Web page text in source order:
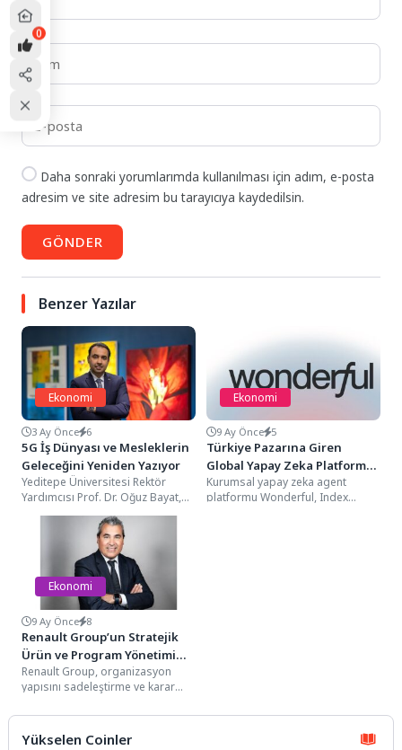
Daha sonraki yorumlarımda kullanılması için adım, e-posta
adresim ve site adresim bu tarayıcıya kaydedilsin.
GÖNDER
Benzer Yazılar
Ekonomi
3 Ay Önce 6
5G İş Dünyası ve Mesleklerin
Geleceğini Yeniden Yazıyor
Yeditepe Üniversitesi Rektör
Yardımcısı Prof. Dr. Oğuz Bayat,
5G teknolojisinin yalnızca bir
iletişim altyapısı olmadığını;...
Ekonomi
9 Ay Önce 5
Türkiye Pazarına Giren
Global Yapay Zeka Platformu
Wonderful, 100 Milyon Dolar
Yatırım Aldı
Kurumsal yapay zeka agent
platformu Wonderful, Index
Ekonomi
9 Ay Önce 8
Renault Group’un Stratejik
Ürün ve Program Yönetimi
Direktörü Josep Maria
Recasens oldu
Renault Group, organizasyon
yapısını sadeleştirme ve karar
hedefi doğrultusunda önemli bir
atamayı...
Yükselen Coinler
0